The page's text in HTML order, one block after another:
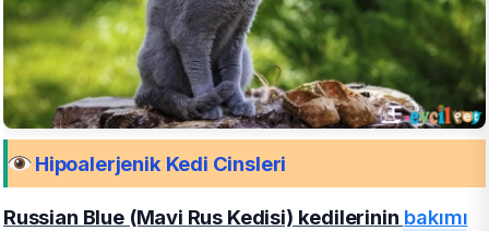
Hipoalerjenik Kedi Cinsleri
Russian Blue (Mavi Rus Kedisi) kedilerinin bakımı